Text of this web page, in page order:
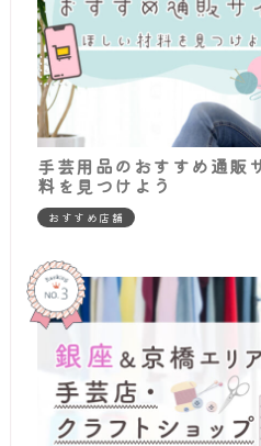
手芸用品のおすすめ通販
料を見つけよう
おすすめ店舗